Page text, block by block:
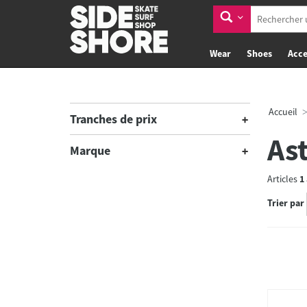
Wear Shoes
Tranches de prix
Marque
Accueil
Articles 1
Trier par